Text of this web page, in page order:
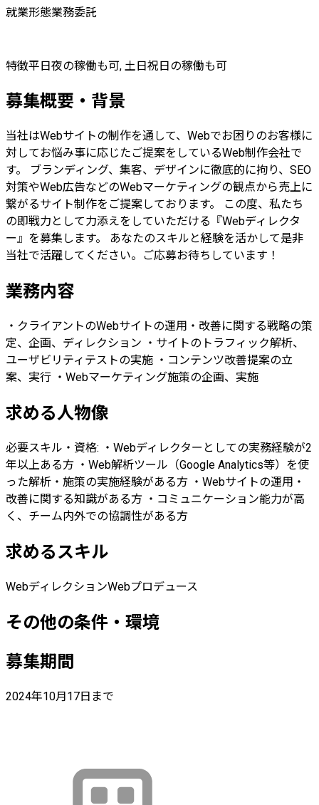
就業形態業務委託
特徴平日夜の稼働も可, 土日祝日の稼働も可
募集概要・背景
当社はWebサイトの制作を通して、Webでお困りのお客様に
対してお悩み事に応じたご提案をしているWeb制作会社で
す。 ブランディング、集客、デザインに徹底的に拘り、SEO
対策やWeb広告などのWebマーケティングの観点から売上に
繋がるサイト制作をご提案しております。 この度、私たち
の即戦力として力添えをしていただける『Webディレクタ
ー』を募集します。 あなたのスキルと経験を活かして是非
当社で活躍してください。ご応募お待ちしています！
業務内容
・クライアントのWebサイトの運用・改善に関する戦略の策
定、企画、ディレクション ・サイトのトラフィック解析、
ユーザビリティテストの実施 ・コンテンツ改善提案の立
案、実行 ・Webマーケティング施策の企画、実施
求める人物像
必要スキル・資格: ・Webディレクターとしての実務経験が2
年以上ある方 ・Web解析ツール（Google Analytics等）を使
った解析・施策の実施経験がある方 ・Webサイトの運用・
改善に関する知識がある方 ・コミュニケーション能力が高
く、チーム内外での協調性がある方
求めるスキル
WebディレクションWebプロデュース
その他の条件・環境
募集期間
2024年10月17日まで